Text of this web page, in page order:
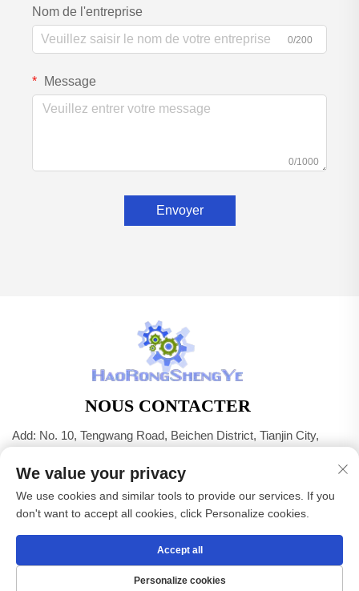
Nom de l'entreprise
0/200
Message
0/1000
Envoyer
NOUS CONTACTER
Add: No. 10, Tengwang Road, Beichen District, Tianjin City,
Tél. :+86-22 83703208
E-mail :[email protected]
Droits d'auteur © Tianjin Haorongshengye Electrical Equipment
Co.,Ltd. Tous droits réservés -Politique de confidentialité
We value your privacy
We use cookies and similar tools to provide our services. If you
don't want to accept all cookies, click Personalize cookies.
Personalize cookies
Accept all